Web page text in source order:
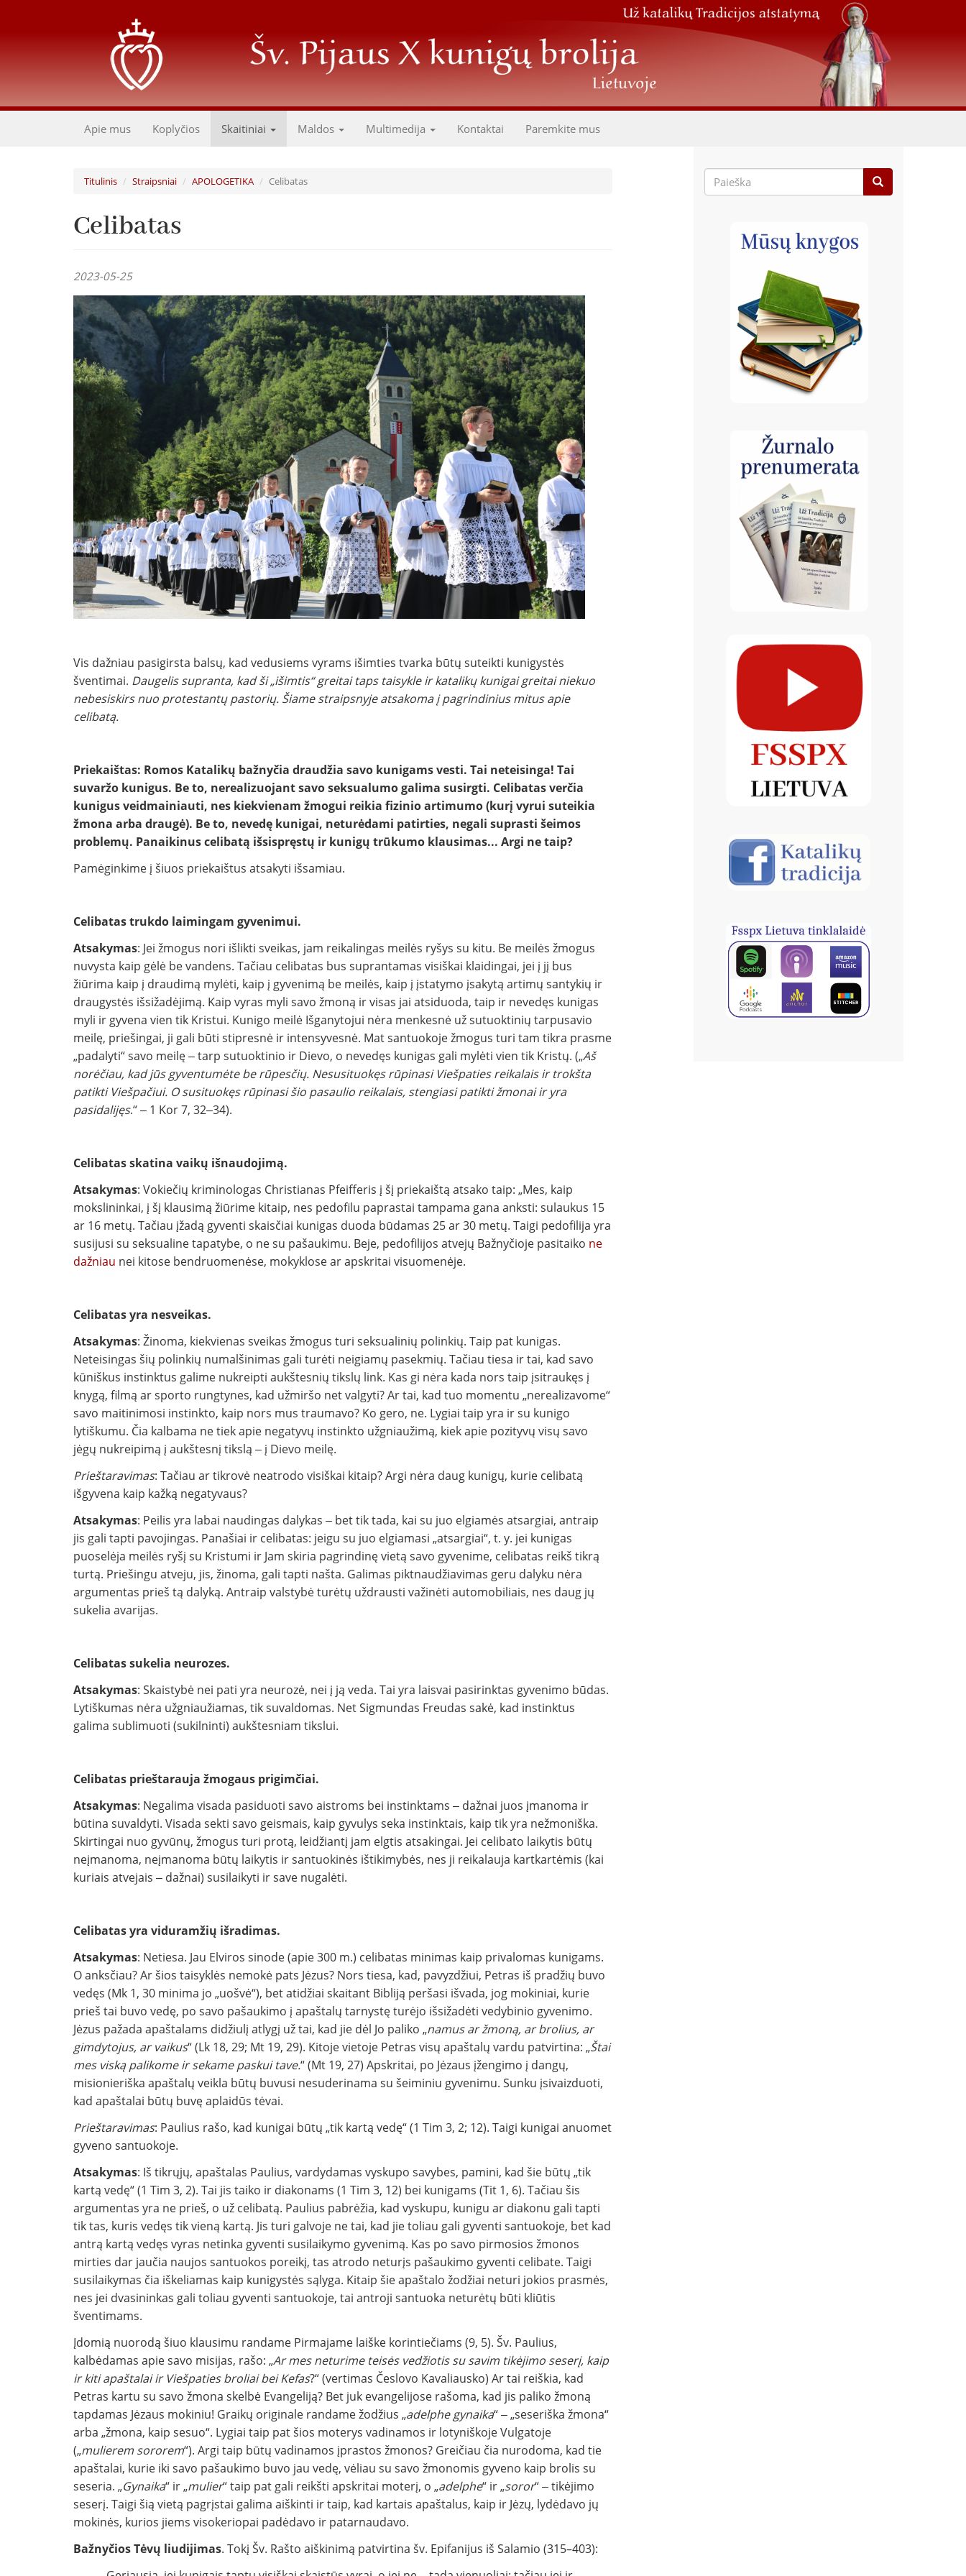
Apie mus Koplyčios Skaitiniai Maldos Multimedija Kontaktai Paremkite mus
Titulinis Straipsniai APOLOGETIKA Celibatas
Celibatas
2023-05-25
Vis dažniau pasigirsta balsų, kad vedusiems vyrams išimties tvarka būtų suteikti kunigystės
šventimai. Daugelis supranta, kad ši „išimtis“ greitai taps taisykle ir katalikų kunigai greitai niekuo
nebesiskirs nuo protestantų pastorių. Šiame straipsnyje atsakoma į pagrindinius mitus apie
celibatą.
Priekaištas: Romos Katalikų bažnyčia draudžia savo kunigams vesti. Tai neteisinga! Tai
suvaržo kunigus. Be to, nerealizuojant savo seksualumo galima susirgti. Celibatas verčia
kunigus veidmainiauti, nes kiekvienam žmogui reikia fizinio artimumo (kurį vyrui suteikia
žmona arba draugė). Be to, nevedę kunigai, neturėdami patirties, negali suprasti šeimos
problemų. Panaikinus celibatą išsispręstų ir kunigų trūkumo klausimas... Argi ne taip?
Pamėginkime į šiuos priekaištus atsakyti išsamiau.
Celibatas trukdo laimingam gyvenimui.
Atsakymas: Jei žmogus nori išlikti sveikas, jam reikalingas meilės ryšys su kitu. Be meilės žmogus
nuvysta kaip gėlė be vandens. Tačiau celibatas bus suprantamas visiškai klaidingai, jei į jį bus
žiūrima kaip į draudimą mylėti, kaip į gyvenimą be meilės, kaip į įstatymo įsakytą artimų santykių ir
draugystės išsižadėjimą. Kaip vyras myli savo žmoną ir visas jai atsiduoda, taip ir nevedęs kunigas
myli ir gyvena vien tik Kristui. Kunigo meilė Išganytojui nėra menkesnė už sutuoktinių tarpusavio
meilę, priešingai, ji gali būti stipresnė ir intensyvesnė. Mat santuokoje žmogus turi tam tikra prasme
„padalyti“ savo meilę ‒ tarp sutuoktinio ir Dievo, o nevedęs kunigas gali mylėti vien tik Kristų. („Aš
norėčiau, kad jūs gyventumėte be rūpesčių. Nesusituokęs rūpinasi Viešpaties reikalais ir trokšta
patikti Viešpačiui. O susituokęs rūpinasi šio pasaulio reikalais, stengiasi patikti žmonai ir yra
pasidalijęs.“ ‒ 1 Kor 7, 32‒34).
Celibatas skatina vaikų išnaudojimą.
Atsakymas: Vokiečių kriminologas Christianas Pfeifferis į šį priekaištą atsako taip: „Mes, kaip
mokslininkai, į šį klausimą žiūrime kitaip, nes pedofilu paprastai tampama gana anksti: sulaukus 15
ar 16 metų. Tačiau įžadą gyventi skaisčiai kunigas duoda būdamas 25 ar 30 metų. Taigi pedofilija yra
susijusi su seksualine tapatybe, o ne su pašaukimu. Beje, pedofilijos atvejų Bažnyčioje pasitaiko ne
dažniau nei kitose bendruomenėse, mokyklose ar apskritai visuomenėje.
Celibatas yra nesveikas.
Atsakymas: Žinoma, kiekvienas sveikas žmogus turi seksualinių polinkių. Taip pat kunigas.
Neteisingas šių polinkių numalšinimas gali turėti neigiamų pasekmių. Tačiau tiesa ir tai, kad savo
kūniškus instinktus galime nukreipti aukštesnių tikslų link. Kas gi nėra kada nors taip įsitraukęs į
knygą, filmą ar sporto rungtynes, kad užmiršo net valgyti? Ar tai, kad tuo momentu „nerealizavome“
savo maitinimosi instinkto, kaip nors mus traumavo? Ko gero, ne. Lygiai taip yra ir su kunigo
lytiškumu. Čia kalbama ne tiek apie negatyvų instinkto užgniaužimą, kiek apie pozityvų visų savo
jėgų nukreipimą į aukštesnį tikslą ‒ į Dievo meilę.
Prieštaravimas: Tačiau ar tikrovė neatrodo visiškai kitaip? Argi nėra daug kunigų, kurie celibatą
išgyvena kaip kažką negatyvaus?
Atsakymas: Peilis yra labai naudingas dalykas ‒ bet tik tada, kai su juo elgiamės atsargiai, antraip
jis gali tapti pavojingas. Panašiai ir celibatas: jeigu su juo elgiamasi „atsargiai“, t. y. jei kunigas
puoselėja meilės ryšį su Kristumi ir Jam skiria pagrindinę vietą savo gyvenime, celibatas reikš tikrą
turtą. Priešingu atveju, jis, žinoma, gali tapti našta. Galimas piktnaudžiavimas geru dalyku nėra
argumentas prieš tą dalyką. Antraip valstybė turėtų uždrausti važinėti automobiliais, nes daug jų
sukelia avarijas.
Celibatas sukelia neurozes.
Atsakymas: Skaistybė nei pati yra neurozė, nei į ją veda. Tai yra laisvai pasirinktas gyvenimo būdas.
Lytiškumas nėra užgniaužiamas, tik suvaldomas. Net Sigmundas Freudas sakė, kad instinktus
galima sublimuoti (sukilninti) aukštesniam tikslui.
Celibatas prieštarauja žmogaus prigimčiai.
Atsakymas: Negalima visada pasiduoti savo aistroms bei instinktams ‒ dažnai juos įmanoma ir
būtina suvaldyti. Visada sekti savo geismais, kaip gyvulys seka instinktais, kaip tik yra nežmoniška.
Skirtingai nuo gyvūnų, žmogus turi protą, leidžiantį jam elgtis atsakingai. Jei celibato laikytis būtų
neįmanoma, neįmanoma būtų laikytis ir santuokinės ištikimybės, nes ji reikalauja kartkartėmis (kai
kuriais atvejais ‒ dažnai) susilaikyti ir save nugalėti.
Celibatas yra viduramžių išradimas.
Atsakymas: Netiesa. Jau Elviros sinode (apie 300 m.) celibatas minimas kaip privalomas kunigams.
O anksčiau? Ar šios taisyklės nemokė pats Jėzus? Nors tiesa, kad, pavyzdžiui, Petras iš pradžių buvo
vedęs (Mk 1, 30 minima jo „uošvė“), bet atidžiai skaitant Bibliją peršasi išvada, jog mokiniai, kurie
prieš tai buvo vedę, po savo pašaukimo į apaštalų tarnystę turėjo išsižadėti vedybinio gyvenimo.
Jėzus pažada apaštalams didžiulį atlygį už tai, kad jie dėl Jo paliko „namus ar žmoną, ar brolius, ar
gimdytojus, ar vaikus“ (Lk 18, 29; Mt 19, 29). Kitoje vietoje Petras visų apaštalų vardu patvirtina: „Štai
mes viską palikome ir sekame paskui tave.“ (Mt 19, 27) Apskritai, po Jėzaus įžengimo į dangų,
misionieriška apaštalų veikla būtų buvusi nesuderinama su šeiminiu gyvenimu. Sunku įsivaizduoti,
kad apaštalai būtų buvę aplaidūs tėvai.
Prieštaravimas: Paulius rašo, kad kunigai būtų „tik kartą vedę“ (1 Tim 3, 2; 12). Taigi kunigai anuomet
gyveno santuokoje.
Atsakymas: Iš tikrųjų, apaštalas Paulius, vardydamas vyskupo savybes, pamini, kad šie būtų „tik
kartą vedę“ (1 Tim 3, 2). Tai jis taiko ir diakonams (1 Tim 3, 12) bei kunigams (Tit 1, 6). Tačiau šis
argumentas yra ne prieš, o už celibatą. Paulius pabrėžia, kad vyskupu, kunigu ar diakonu gali tapti
tik tas, kuris vedęs tik vieną kartą. Jis turi galvoje ne tai, kad jie toliau gali gyventi santuokoje, bet kad
antrą kartą vedęs vyras netinka gyventi susilaikymo gyvenimą. Kas po savo pirmosios žmonos
mirties dar jaučia naujos santuokos poreikį, tas atrodo neturįs pašaukimo gyventi celibate. Taigi
susilaikymas čia iškeliamas kaip kunigystės sąlyga. Kitaip šie apaštalo žodžiai neturi jokios prasmės,
nes jei dvasininkas gali toliau gyventi santuokoje, tai antroji santuoka neturėtų būti kliūtis
šventimams.
Įdomią nuorodą šiuo klausimu randame Pirmajame laiške korintiečiams (9, 5). Šv. Paulius,
kalbėdamas apie savo misijas, rašo: „Ar mes neturime teisės vedžiotis su savim tikėjimo seserį, kaip
ir kiti apaštalai ir Viešpaties broliai bei Kefas?“ (vertimas Česlovo Kavaliausko) Ar tai reiškia, kad
Petras kartu su savo žmona skelbė Evangeliją? Bet juk evangelijose rašoma, kad jis paliko žmoną
tapdamas Jėzaus mokiniu! Graikų originale randame žodžius „adelphe gynaika“ ‒ „seseriška žmona“
arba „žmona, kaip sesuo“. Lygiai taip pat šios moterys vadinamos ir lotyniškoje Vulgatoje
(„mulierem sororem“). Argi taip būtų vadinamos įprastos žmonos? Greičiau čia nurodoma, kad tie
apaštalai, kurie iki savo pašaukimo buvo jau vedę, vėliau su savo žmonomis gyveno kaip brolis su
seseria. „Gynaika“ ir „mulier“ taip pat gali reikšti apskritai moterį, o „adelphe“ ir „soror“ ‒ tikėjimo
seserį. Taigi šią vietą pagrįstai galima aiškinti ir taip, kad kartais apaštalus, kaip ir Jėzų, lydėdavo jų
mokinės, kurios jiems visokeriopai padėdavo ir patarnaudavo.
Bažnyčios Tėvų liudijimas. Tokį Šv. Rašto aiškinimą patvirtina šv. Epifanijus iš Salamio (315–403):
Paieškos